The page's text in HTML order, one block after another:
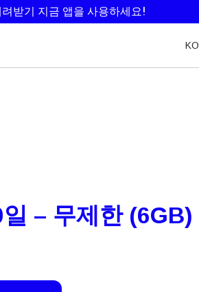
려받기 지금 앱을 사용하세요!
KO
– 무제한 (6GB)